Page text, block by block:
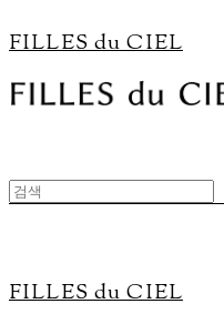
FILLES du CIEL
FILLES du CIEL